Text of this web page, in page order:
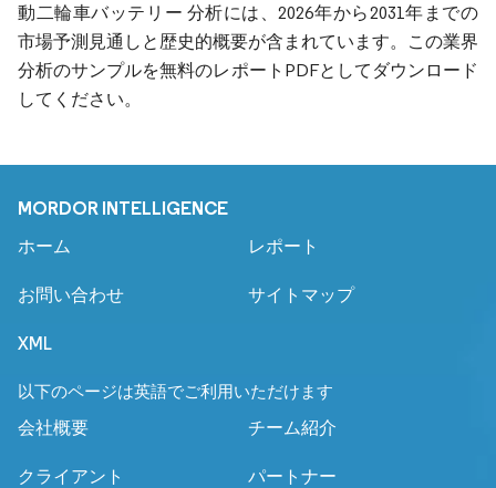
動二輪車バッテリー 分析には、2026年から2031年までの
市場予測見通しと歴史的概要が含まれています。この業界
分析のサンプルを無料のレポートPDFとしてダウンロード
してください。
MORDOR INTELLIGENCE
ホーム レポート
お問い合わせ サイトマップ
XML
以下のページは英語でご利用いただけます
会社概要
チーム紹介
クライアント パートナー